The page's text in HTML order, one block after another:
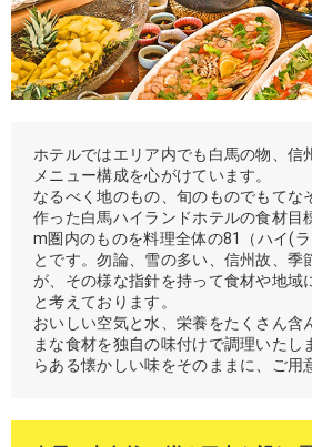
ホテルではエリア内でも白馬の物、信
メニュー構成を心がけています。
なるべく地のもの、旬のものでもてな
作った白馬ハイランドホテルの食材目
m圏内のものを料理全体の81（ハイ(
とです。勿論、雪の多い、信州故、季
が、その様な指針を持って食材や地域
と考えております。
おいしい空気と水、栄養をたくさん含
まな食材を独自の味付けで調理いたし
らある懐かしい味をそのままに、ご用